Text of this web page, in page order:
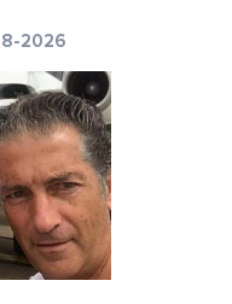
2026